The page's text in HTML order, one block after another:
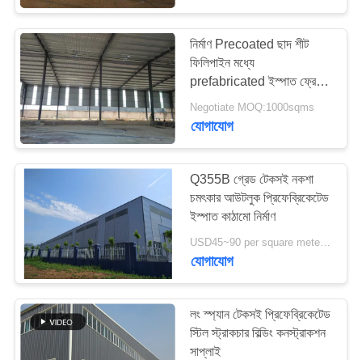
নির্মাণ Precoated ছাদ শীট
ফিলিপাইন মধ্যে
prefabricated ইস্পাত ফ্রেম
গুদাম
Negotiate MOQ:1000sqms
যোগাযোগ
Q355B গ্রেড টেকসই নকশা
চমৎকার আউটলুক প্রিফেব্রিকেটেড
ইস্পাত কাঠামো নির্মাণ
USD45~90 per square meter MOQ:1000 বর্গ মিটার
যোগাযোগ
লং স্প্যান টেকসই প্রিফেব্রিকেটেড
স্টিল স্ট্রাকচার বিল্ডিং কনস্ট্রাকশন
সাপ্লাই